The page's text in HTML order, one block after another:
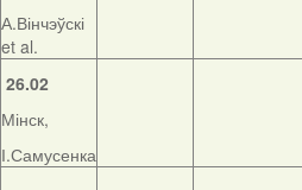
А.Вінчэўскі
et al.
26.02
Мінск,
І.Самусенка